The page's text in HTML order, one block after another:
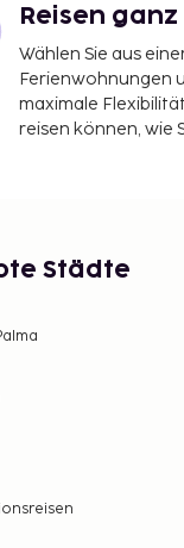
Reisen
Wählen Sie aus
Ferienwohnungen
maximale
reisen können, wie
Städte